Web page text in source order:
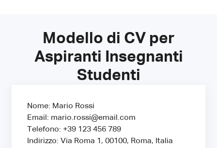
Modello di CV per
Aspiranti Insegnanti
Studenti
Nome: Mario Rossi
Email: mario.rossi@email.com
Telefono: +39 123 456 789
Indirizzo: Via Roma 1, 00100, Roma, Italia